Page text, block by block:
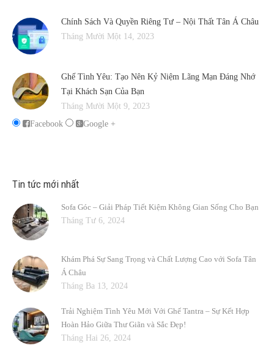
Chính Sách Và Quyền Riêng Tư – Nội Thất Tân Á Châu
Tháng Mười Một 14, 2023
Ghế Tình Yêu: Tạo Nên Kỷ Niệm Lãng Mạn Đáng Nhớ
Tại Khách Sạn Của Bạn
Tháng Mười Một 9, 2023
Facebook
Google +
Tin tức mới nhất
Sofa Góc – Giải Pháp Tiết Kiệm Không Gian Sống Cho Bạn
Tháng Tư 6, 2024
Khám Phá Sự Sang Trọng và Chất Lượng Cao với Sofa Tân
Á Châu
Tháng Ba 13, 2024
Trải Nghiệm Tình Yêu Mới Với Ghế Tantra – Sự Kết Hợp
Hoàn Hảo Giữa Thư Giãn và Sắc Đẹp!
Tháng Hai 26, 2024